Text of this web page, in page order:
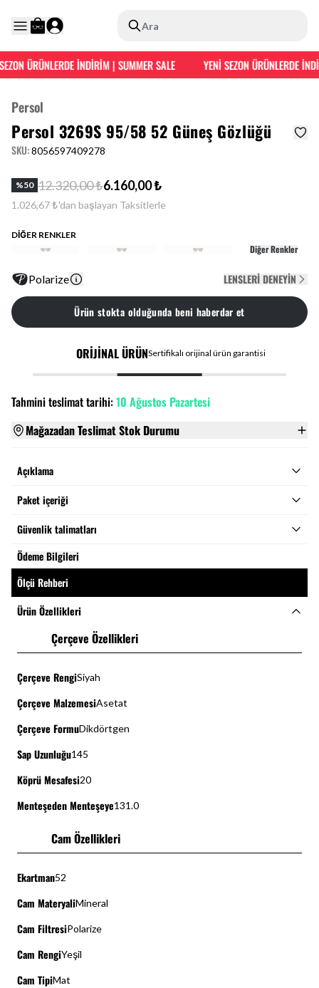
Ara
ÜRÜNLERDE İNDİRİM | SUMMER SALE YENİ SEZON ÜRÜNLERDE
Persol
Persol 3269S 95/58 52 Güneş Gözlüğü
SKU:8056597409278
%50 12.320,00 ₺6.160,00 ₺
1.026,67 ₺'dan başlayan Taksitlerle
DİĞER RENKLER
Diğer Renkler
Polarize LENSLERI DENEYIN
Ürün stokta olduğunda beni haberdar et
ORİJİNAL ÜRÜNSertifikalı orijinal ürün garantisi
Tahmini teslimat tarihi:10 Ağustos Pazartesi
Mağazadan Teslimat Stok Durumu
Açıklama
Paket içeriği
Güvenlik talimatları
Ödeme Bilgileri
Ölçü Rehberi
Ürün Özellikleri
Çerçeve Özellikleri
Çerçeve RengiSiyah
Çerçeve MalzemesiAsetat
Çerçeve FormuDikdörtgen
Sap Uzunluğu145
Köprü Mesafesi20
Menteşeden Menteşeye131.0
Cam Özellikleri
Ekartman52
Cam MateryaliMineral
Cam FiltresiPolarize
Cam RengiYeşil
Cam TipiMat